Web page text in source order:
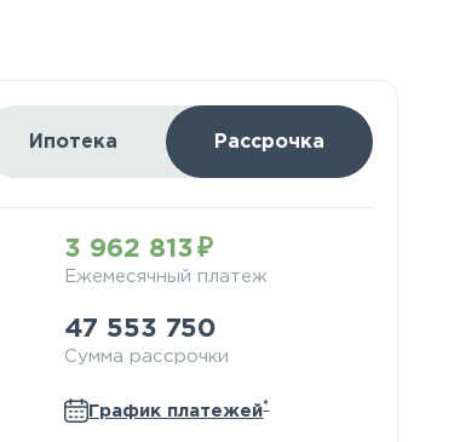
Ипотека Рассрочка
3 962 813
Ежемесячный платеж
47 553 750
Сумма рассрочки
График платежей*